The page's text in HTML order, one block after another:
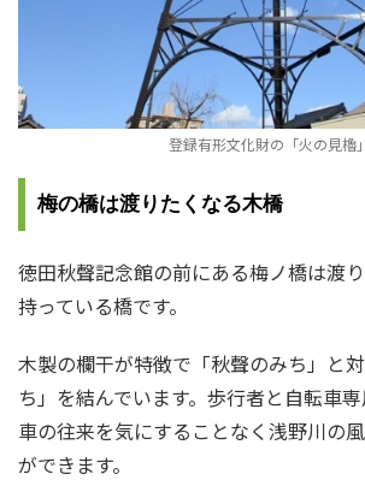
登録有形文化財の「火の見櫓」
梅の橋は渡りたくなる木橋
徳田秋聲記念館の前にある梅ノ橋は渡
持っている橋です。
木製の欄干が特徴で「秋聲のみち」と
ち」を結んでいます。歩行者と自転車専
車の往来を気にすることなく浅野川の
ができます。